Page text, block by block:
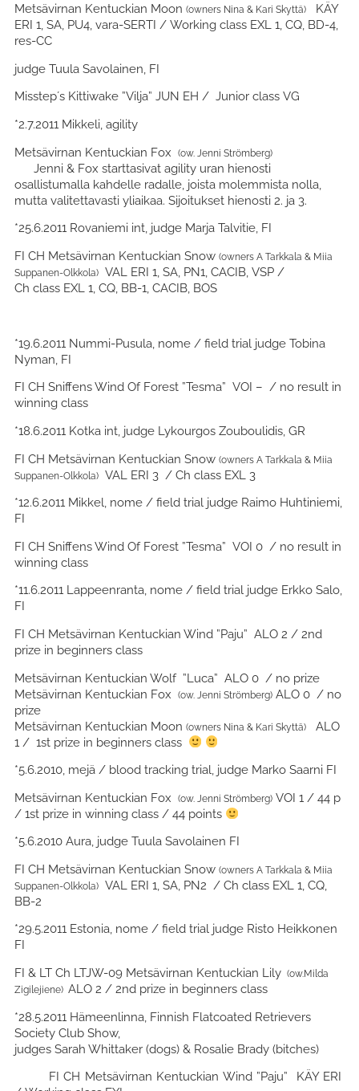
Metsävirnan Kentuckian Moon (owners Nina & Kari Skyttä)
KÄY
ERI 1, SA, PU4, vara-SERTI / Working class EXL 1, CQ, BD-4,
res-CC
judge Tuula Savolainen, FI
Misstep´s Kittiwake ”Vilja” JUN EH / Junior class VG
*2.7.2011 Mikkeli, agility
Metsävirnan Kentuckian Fox (ow. Jenni Strömberg)
Jenni & Fox starttasivat agility uran hienosti
osallistumalla kahdelle radalle, joista molemmista nolla,
mutta valitettavasti yliaikaa. Sijoitukset hienosti 2. ja 3.
*25.6.2011 Rovaniemi int, judge Marja Talvitie, FI
FI CH Metsävirnan Kentuckian Snow (owners A Tarkkala & Miia
Suppanen-Olkkola) VAL ERI 1, SA, PN1, CACIB, VSP /
Ch class EXL 1, CQ, BB-1, CACIB, BOS
*19.6.2011 Nummi-Pusula, nome / field trial judge Tobina
Nyman, FI
FI CH Sniffens Wind Of Forest ”Tesma” VOI – / no result in
winning class
*18.6.2011 Kotka int, judge Lykourgos Zouboulidis, GR
FI CH Metsävirnan Kentuckian Snow (owners A Tarkkala & Miia
Suppanen-Olkkola) VAL ERI 3 / Ch class EXL 3
*12.6.2011 Mikkel, nome / field trial judge Raimo Huhtiniemi,
FI
FI CH Sniffens Wind Of Forest ”Tesma” VOI 0 / no result in
winning class
*11.6.2011 Lappeenranta, nome / field trial judge Erkko Salo,
FI
FI CH Metsävirnan Kentuckian Wind ”Paju” ALO 2 / 2nd
prize in beginners class
Metsävirnan Kentuckian Wolf ”Luca” ALO 0 / no prize
Metsävirnan Kentuckian Fox
(ow. Jenni Strömberg) ALO 0 / no
prize
Metsävirnan Kentuckian Moon (owners Nina & Kari Skyttä)
ALO
1 / 1st prize in beginners class
*5.6.2010, mejä / blood tracking trial, judge Marko Saarni FI
Metsävirnan Kentuckian Fox (ow. Jenni Strömberg) VOI 1 / 44 p
/ 1st prize in winning class / 44 points
*5.6.2010 Aura, judge Tuula Savolainen FI
FI CH Metsävirnan Kentuckian Snow (owners A Tarkkala & Miia
Suppanen-Olkkola) VAL ERI 1, SA, PN2 / Ch class EXL 1, CQ,
BB-2
*29.5.2011 Estonia, nome / field trial judge Risto Heikkonen
FI
FI & LT Ch LTJW-09 Metsävirnan Kentuckian Lily (ow.Milda
Zigilejiene) ALO 2 / 2nd prize in beginners class
*28.5.2011 Hämeenlinna, Finnish Flatcoated Retrievers
Society Club Show,
judges Sarah Whittaker (dogs) & Rosalie Brady (bitches)
FI CH Metsävirnan Kentuckian Wind ”Paju” KÄY ERI